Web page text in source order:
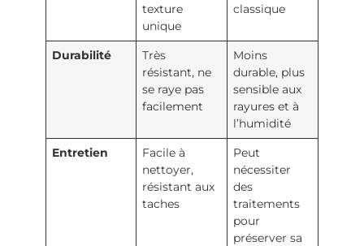
texture
unique
classique
Durabilité
Très
résistant, ne
se raye pas
facilement
Moins
durable, plus
sensible aux
rayures et à
l’humidité
Entretien
Facile à
nettoyer,
résistant aux
taches
Peut
nécessiter
des
traitements
pour
préserver sa